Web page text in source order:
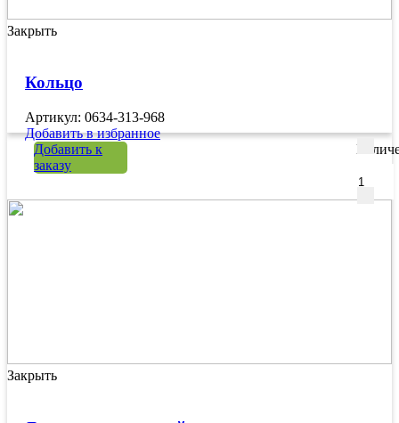
Закрыть
Кольцо
Артикул: 0634-313-968
Добавить в избранное
Добавить к
заказу
Закрыть